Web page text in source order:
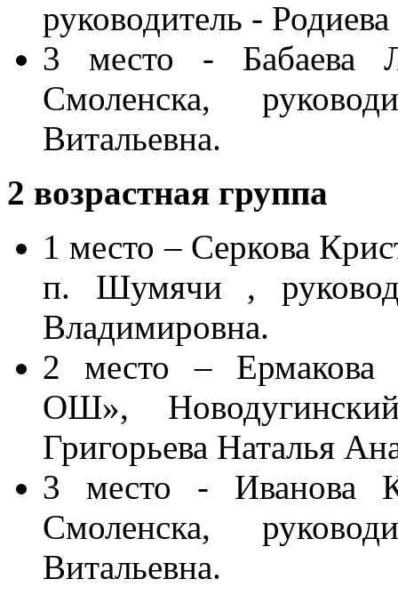
руководитель -
3 место -
Смоленска,
Витальевна.
2 возрастная группа
1 место – Серкова
п. Шумячи ,
Владимировна.
2 место – Ермакова
ОШ»,
Григорьева Наталья
3 место -
Смоленска,
Витальевна.